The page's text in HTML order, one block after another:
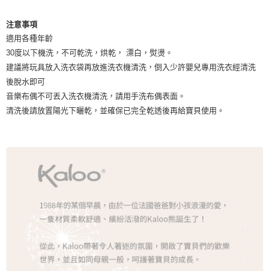
注意事項
適用各種年齡
30度以下機洗，不可乾洗，烘乾， 漂白，熨燙。
建議將玩具放入洗衣袋再放進洗衣機清洗，倒入少許嬰兒專用洗衣經清洗
後脫水即可
音樂布偶不可丟入洗衣機清洗，請用手洗布偶表面。
清洗後請放置陽光下曬乾，並確保已完全乾透後再給寶貝使用。